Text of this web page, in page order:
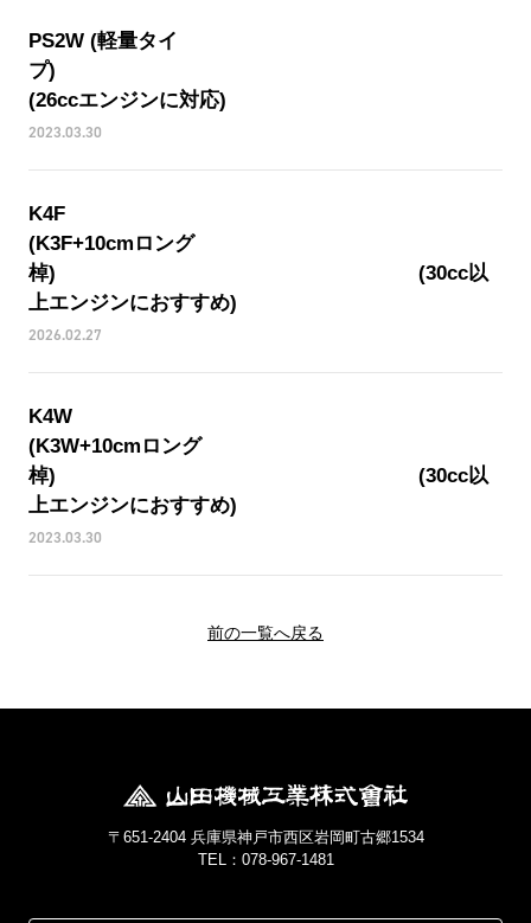
PS2W (軽量タイ
(26ccエンジンに対応)
2023.03.30
(K3F+10cmロング
棹) (30cc以
上エンジンにおすすめ)
2026.02.27
(K3W+10cmロング
棹) (30cc以
上エンジンにおすすめ)
2023.03.30
前の一覧へ戻る
〒651-2404 兵庫県神戸市西区岩岡町古郷1534
TEL：078-967-1481